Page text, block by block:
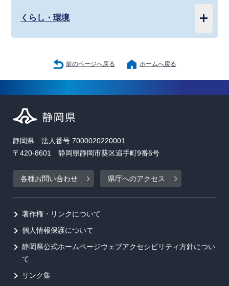
くらし・環境
前のページへ戻る ホームへ戻る
静岡県 法人番号 7000020220001
〒420-8601 静岡県静岡市葵区追手町9番6号
各種お問い合わせ 県庁へのアクセス
著作権・リンクについて
個人情報保護について
静岡県公式ホームページウェブアクセシビリティ方針につい
て
リンク集